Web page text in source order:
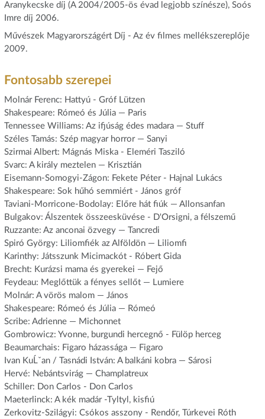
Aranykecske díj (A 2004/2005-ös évad legjobb színésze), Soós
Imre díj 2006.
Művészek Magyarországért Díj - Az év filmes mellékszereplője
2009.
Fontosabb szerepei
Molnár Ferenc: Hattyú - Gróf Lützen
Shakespeare: Rómeó és Júlia — Paris
Tennessee Williams: Az ifjúság édes madara — Stuff
Széles Tamás: Szép magyar horror — Sanyi
Szirmai Albert: Mágnás Miska - Eleméri Tasziló
Svarc: A király meztelen — Krisztián
Eisemann-Somogyi-Zágon: Fekete Péter - Hajnal Lukács
Shakespeare: Sok hűhó semmiért - János gróf
Taviani-Morricone-Bodolay: Előre hát fiúk — Allonsanfan
Bulgakov: Álszentek összeesküvése - D'Orsigni, a félszemű
Ruzzante: Az anconai özvegy — Tancredi
Spiró György: Liliomfiék az Alföldön — Liliomfi
Karinthy: Játsszunk Micimackót - Róbert Gida
Brecht: Kurázsi mama és gyerekei — Fejő
Feydeau: Meglőttük a fényes sellőt — Lumiere
Molnár: A vörös malom — János
Shakespeare: Rómeó és Júlia — Rómeó
Scribe: Adrienne — Michonnet
Gombrowicz: Yvonne, burgundi hercegnő - Fülöp herceg
Beaumarchais: Figaro házassága — Figaro
Ivan KuĹˇan / Tasnádi István: A balkáni kobra — Sárosi
Hervé: Nebántsvirág — Champlatreux
Schiller: Don Carlos - Don Carlos
Maeterlinck: A kék madár -Tyltyl, kisfiú
Zerkovitz-Szilágyi: Csókos asszony - Rendőr, Túrkevei Róth